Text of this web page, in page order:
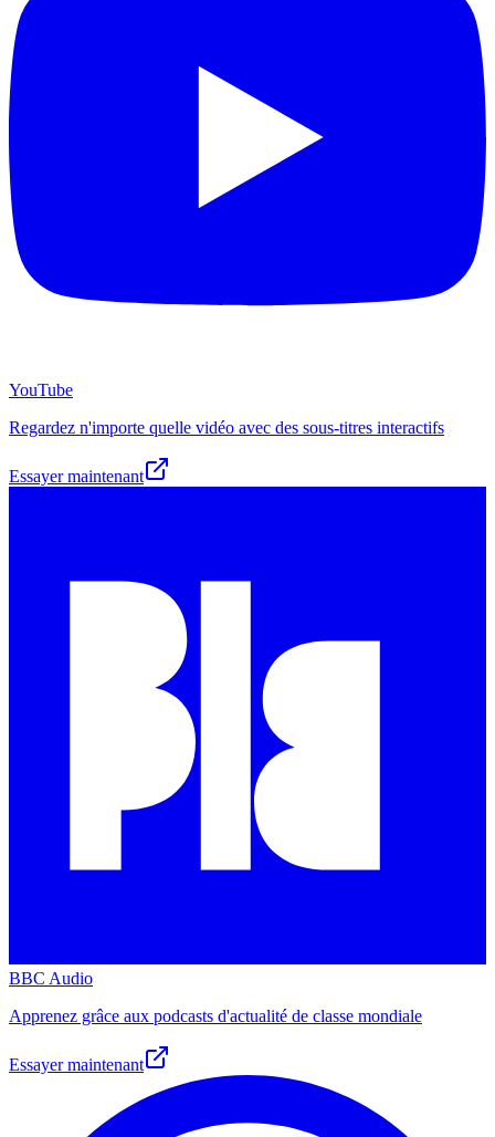
YouTube
Regardez n'importe quelle vidéo avec des sous-titres interactifs
Essayer maintenant
BBC Audio
Apprenez grâce aux podcasts d'actualité de classe mondiale
Essayer maintenant